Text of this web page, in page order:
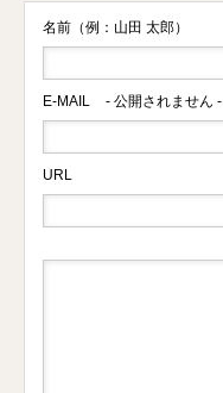
名前（例：山田 太郎）
E-MAIL - 公開されません -
URL